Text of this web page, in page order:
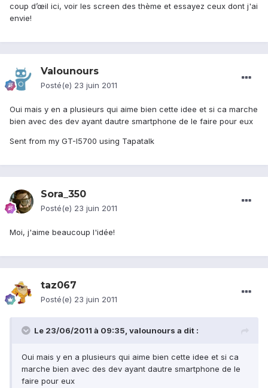
coup d’œil ici, voir les screen des thème et essayez ceux dont j'ai
envie!
Valounours
Posté(e) 23 juin 2011
Oui mais y en a plusieurs qui aime bien cette idee et si ca marche
bien avec des dev ayant dautre smartphone de le faire pour eux
Sent from my GT-I5700 using Tapatalk
Sora_350
Posté(e) 23 juin 2011
Moi, j'aime beaucoup l'idée!
taz067
Posté(e) 23 juin 2011
Le 23/06/2011 à 09:35, valounours a dit :
Oui mais y en a plusieurs qui aime bien cette idee et si ca
marche bien avec des dev ayant dautre smartphone de le
faire pour eux